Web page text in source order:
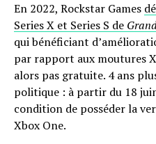
En 2022, Rockstar Games
Series X et Series S de
qui bénéficiant
par rapport aux moutures
alors pas gratuite. 4 ans
politique : à partir du 18
condition de posséder la
Xbox One.